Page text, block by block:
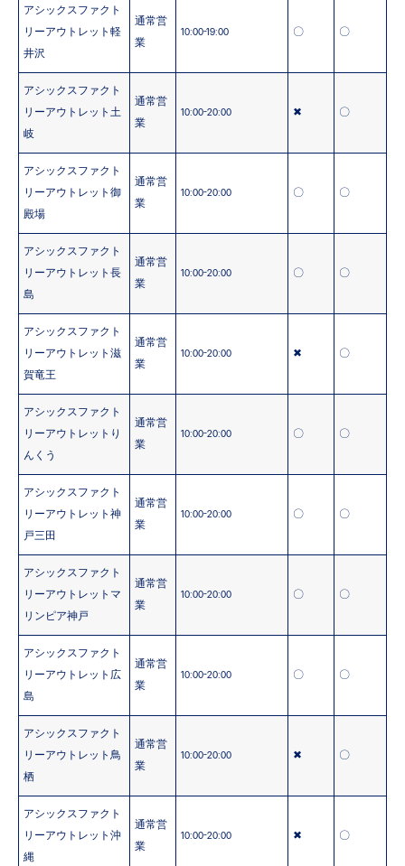
アシックスファクト
リーアウトレット軽
井沢
通常営
業
10:00-19:00 〇 〇
アシックスファクト
リーアウトレット土
岐
通常営
業
10:00-20:00 ✖ 〇
アシックスファクト
リーアウトレット御
殿場
通常営
業
10:00-20:00 〇 〇
アシックスファクト
リーアウトレット長
島
通常営
業
10:00-20:00 〇 〇
アシックスファクト
リーアウトレット滋
賀竜王
通常営
業
10:00-20:00 ✖ 〇
アシックスファクト
リーアウトレットり
んくう
通常営
業
10:00-20:00 〇 〇
アシックスファクト
リーアウトレット神
戸三田
通常営
業
10:00-20:00 〇 〇
アシックスファクト
リーアウトレットマ
リンピア神戸
通常営
業
10:00-20:00 〇 〇
アシックスファクト
リーアウトレット広
島
通常営
業
10:00-20:00 〇 〇
アシックスファクト
リーアウトレット鳥
栖
通常営
業
10:00-20:00 ✖ 〇
アシックスファクト
リーアウトレット沖
縄
通常営
業
10:00-20:00 ✖ 〇